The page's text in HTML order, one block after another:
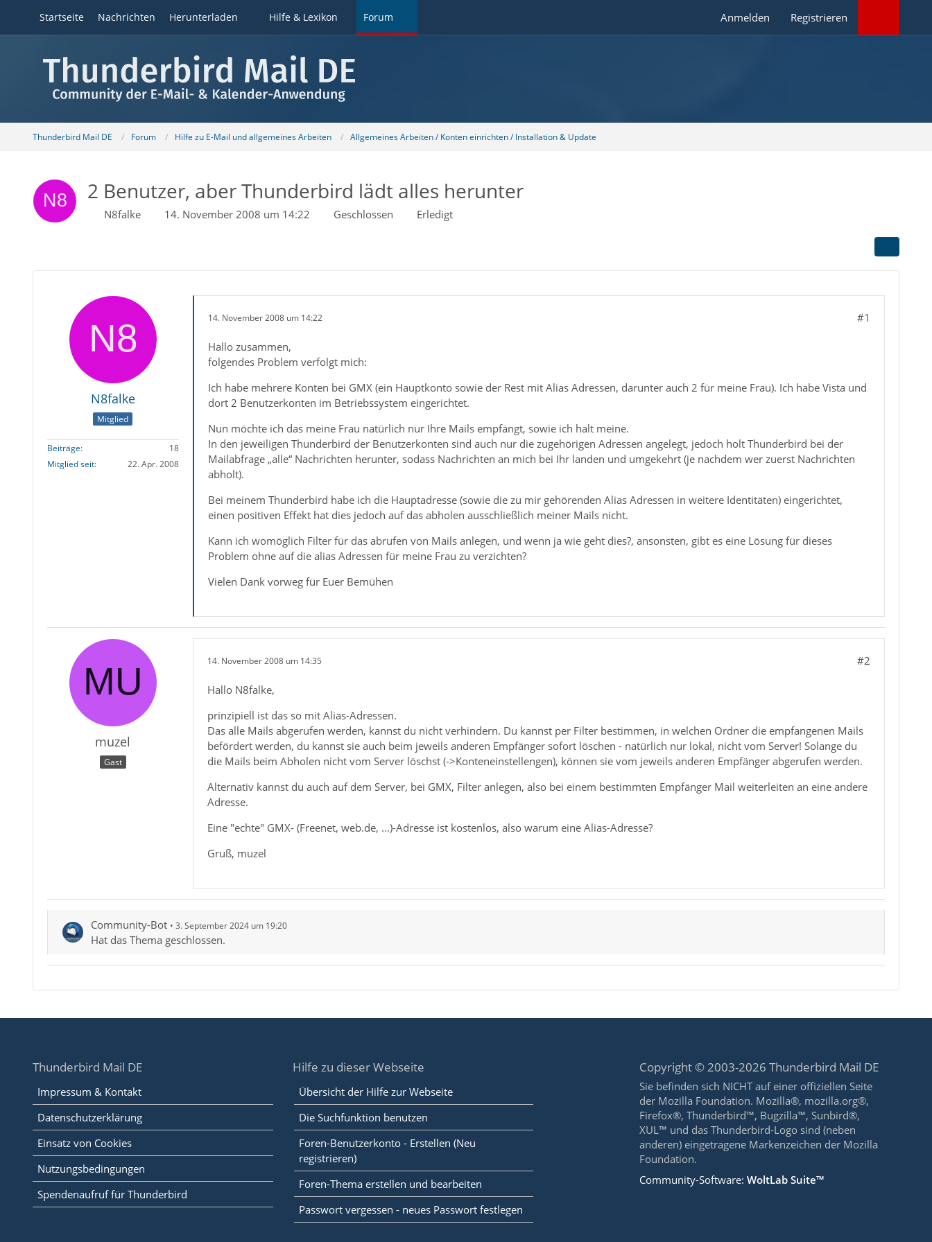
Startseite Nachrichten Herunterladen Hilfe & Lexikon Forum Anmelden Registrieren
Thunderbird Mail DE Forum Hilfe zu E-Mail und allgemeines Arbeiten Allgemeines Arbeiten / Konten einrichten / Installation & Update
2 Benutzer, aber Thunderbird lädt alles herunter
N8falke 14. November 2008 um 14:22 Geschlossen Erledigt
N8falke
Mitglied
Beiträge
18
Mitglied seit
22. Apr. 2008
14. November 2008 um 14:22 #1
Hallo zusammen,
folgendes Problem verfolgt mich:
Ich habe mehrere Konten bei GMX (ein Hauptkonto sowie der Rest mit Alias Adressen, darunter auch 2 für meine Frau). Ich habe Vista und
dort 2 Benutzerkonten im Betriebssystem eingerichtet.
Nun möchte ich das meine Frau natürlich nur Ihre Mails empfängt, sowie ich halt meine.
In den jeweiligen Thunderbird der Benutzerkonten sind auch nur die zugehörigen Adressen angelegt, jedoch holt Thunderbird bei der
Mailabfrage „alle“ Nachrichten herunter, sodass Nachrichten an mich bei Ihr landen und umgekehrt (je nachdem wer zuerst Nachrichten
abholt).
Bei meinem Thunderbird habe ich die Hauptadresse (sowie die zu mir gehörenden Alias Adressen in weitere Identitäten) eingerichtet,
einen positiven Effekt hat dies jedoch auf das abholen ausschließlich meiner Mails nicht.
Kann ich womöglich Filter für das abrufen von Mails anlegen, und wenn ja wie geht dies?, ansonsten, gibt es eine Lösung für dieses
Problem ohne auf die alias Adressen für meine Frau zu verzichten?
Vielen Dank vorweg für Euer Bemühen
muzel
Gast
14. November 2008 um 14:35 #2
Hallo N8falke,
prinzipiell ist das so mit Alias-Adressen.
Das alle Mails abgerufen werden, kannst du nicht verhindern. Du kannst per Filter bestimmen, in welchen Ordner die empfangenen Mails
befördert werden, du kannst sie auch beim jeweils anderen Empfänger sofort löschen - natürlich nur lokal, nicht vom Server! Solange du
die Mails beim Abholen nicht vom Server löschst (->Konteneinstellengen), können sie vom jeweils anderen Empfänger abgerufen werden.
Alternativ kannst du auch auf dem Server, bei GMX, Filter anlegen, also bei einem bestimmten Empfänger Mail weiterleiten an eine andere
Adresse.
Eine "echte" GMX- (Freenet, web.de, ...)-Adresse ist kostenlos, also warum eine Alias-Adresse?
Gruß, muzel
Community-Bot 3. September 2024 um 19:20
Hat das Thema geschlossen.
Thunderbird Mail DE
Impressum & Kontakt
Datenschutzerklärung
Einsatz von Cookies
Nutzungsbedingungen
Spendenaufruf für Thunderbird
Hilfe zu dieser Webseite
Übersicht der Hilfe zur Webseite
Die Suchfunktion benutzen
Foren-Benutzerkonto - Erstellen (Neu
registrieren)
Foren-Thema erstellen und bearbeiten
Passwort vergessen - neues Passwort festlegen
Copyright © 2003-2026 Thunderbird Mail DE
Sie befinden sich NICHT auf einer offiziellen Seite
der Mozilla Foundation. Mozilla®, mozilla.org®,
Firefox®, Thunderbird™, Bugzilla™, Sunbird®,
XUL™ und das Thunderbird-Logo sind (neben
anderen) eingetragene Markenzeichen der Mozilla
Foundation.
Community-Software:WoltLab Suite™